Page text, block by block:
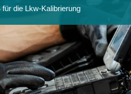
für die Lkw-Kalibrierung